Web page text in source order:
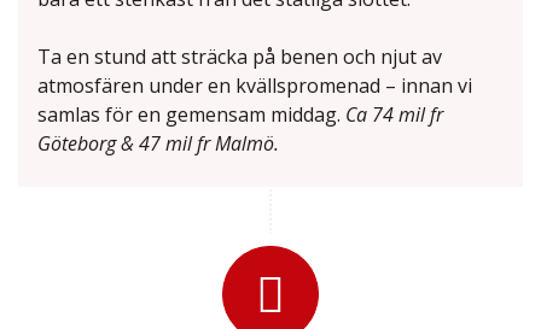
Ta en stund att sträcka på benen och njut av
atmosfären under en kvällspromenad – innan vi
samlas för en gemensam middag. Ca 74 mil fr
Göteborg & 47 mil fr Malmö.